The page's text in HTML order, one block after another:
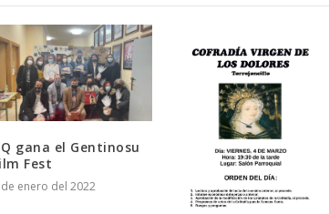
gana el Gentinosu
Fest
enero del 2022